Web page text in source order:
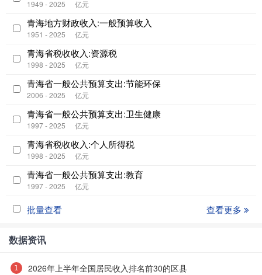
1949 - 2025 亿元
青海地方财政收入:一般预算收入
1951 - 2025 亿元
青海省税收收入:资源税
1998 - 2025 亿元
青海省一般公共预算支出:节能环保
2006 - 2025 亿元
青海省一般公共预算支出:卫生健康
1997 - 2025 亿元
青海省税收收入:个人所得税
1998 - 2025 亿元
青海省一般公共预算支出:教育
1997 - 2025 亿元
批量查看 查看更多
数据资讯
2026年上半年全国居民收入排名前30的区县